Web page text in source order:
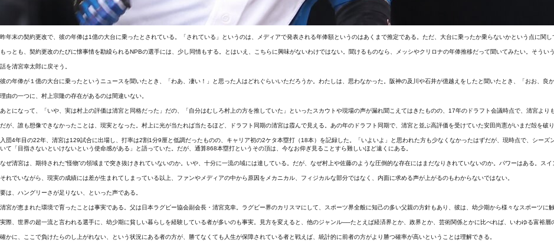
昨年末の契約更改で、彼の年俸は1億の大台に乗ったとされている。「されている」というのは、メディアで発表される年俸額というのはあくまで推定である。ただ、大台に乗ったか乗らないかという点に
もっとも、契約更改のたびに懐事情を勘繰られるNPBの選手には、少し同情もする。とはいえ、こちらに興味がないわけではない。聞けるものなら、メッシやクリロナの年俸推移だって聞いてみたい。そうい
話を清宮幸太郎に戻そう。
彼の年俸が１億の大台に乗ったというニュースを聞いたとき、「わあ、凄い！」と思った人はどれぐらいいただろうか。わたしは、思わなかった。阪神の及川や石井が億越えをしたと聞いたとき、「おお、良
理由の一つに、村上宗隆の存在があるのは間違いない。
あとになって、「いや、実は村上の評価は清宮と同格だった」だの、「自分はむしろ村上の方を推していた」といったスカウトや現場の声が漏れ聞こえてはきたものの、17年のドラフト会議時点で、清宮
だが、誰も想像できなかったことは、現実となった。村上に光が当たれば当たるほど、ドラフト同期の清宮は霞んで見える。あの年のドラフト同期で、清宮と並ぶ高評価を受けていた安田尚憲がいまだ殻を
入団4年目の22年、清宮は129試合に出場し、打率は2割1分9厘と低調だったものの、キャリア初の2ケタ本塁打（18本）を記録した。「いよいよ」と思われた方も少なくなかったはずだが、現時点で、シ
いて「目指さないといけないという使命感がある」と語っていた。だが、通算868本塁打というその頂は、今なお仰ぎ見ることすら難しいほど遠くにある。
なぜ清宮は、期待された“怪物”の領域まで突き抜けきれていないのか。いや、十分に一流の域には達している。だが、なぜ村上や佐藤のような圧倒的な存在にはまだなりきれていないのか。パワーはある。
それでいながら、現実の成績には差が生まれてしまっている以上、ファンやメディアの中から原因をメカニカル、フィジカルな部分ではなく、内面に求める声が上がるのもわからないではない。
要は、ハングリーさが足りない、といった声である。
清宮が恵まれた環境で育ったことは事実である。父は日本ラグビー協会副会長・清宮克幸。ラグビー界のカリスマにして、スポーツ界全般に知己の多い父親の方針もあり、彼は、幼少期から様々なスポー
実際、世界の超一流と言われる選手に、幼少期に貧しい暮らしを経験している者が多いのも事実。見方を変えると、他のジャンル──たとえば経済界とか、政界とか、芸術関係とかに比べれば、いわゆる富
確かに、ここで負けたらのし上がれない、という状況にある者の方が、勝てなくても人生が保障されている者と戦えば、統計的に前者の方がより勝つ確率が高いということは理解できる。